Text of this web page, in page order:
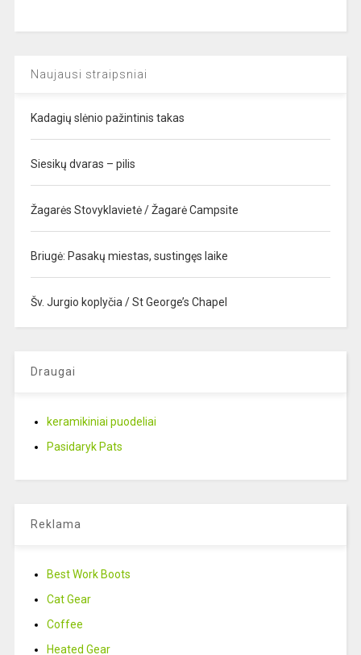
Naujausi straipsniai
Kadagių slėnio pažintinis takas
Siesikų dvaras – pilis
Žagarės Stovyklavietė / Žagarė Campsite
Briugė: Pasakų miestas, sustingęs laike
Šv. Jurgio koplyčia / St George’s Chapel
Draugai
keramikiniai puodeliai
Pasidaryk Pats
Reklama
Best Work Boots
Cat Gear
Coffee
Heated Gear